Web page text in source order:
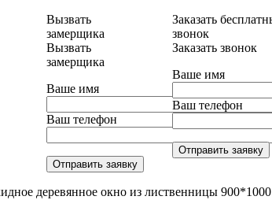
Вызвать
замерщика
Вызвать
замерщика
Ваше имя
Ваш телефон
Отправить заявку
Заказать
звонок
Заказать звонок
Ваше имя
Ваш телефон
Отправить заявку
деревянное окно из лиственницы 900*1000